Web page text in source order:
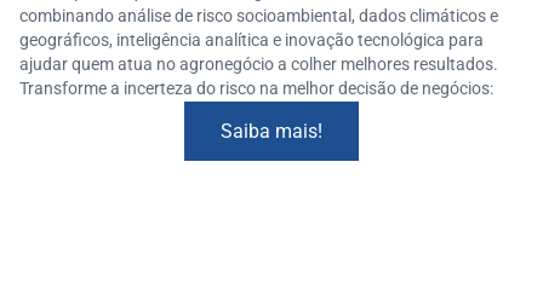
combinando análise de risco socioambiental, dados climáticos e
geográficos, inteligência analítica e inovação tecnológica para
ajudar quem atua no agronegócio a colher melhores resultados.
Transforme a incerteza do risco na melhor decisão de negócios:
Saiba mais!